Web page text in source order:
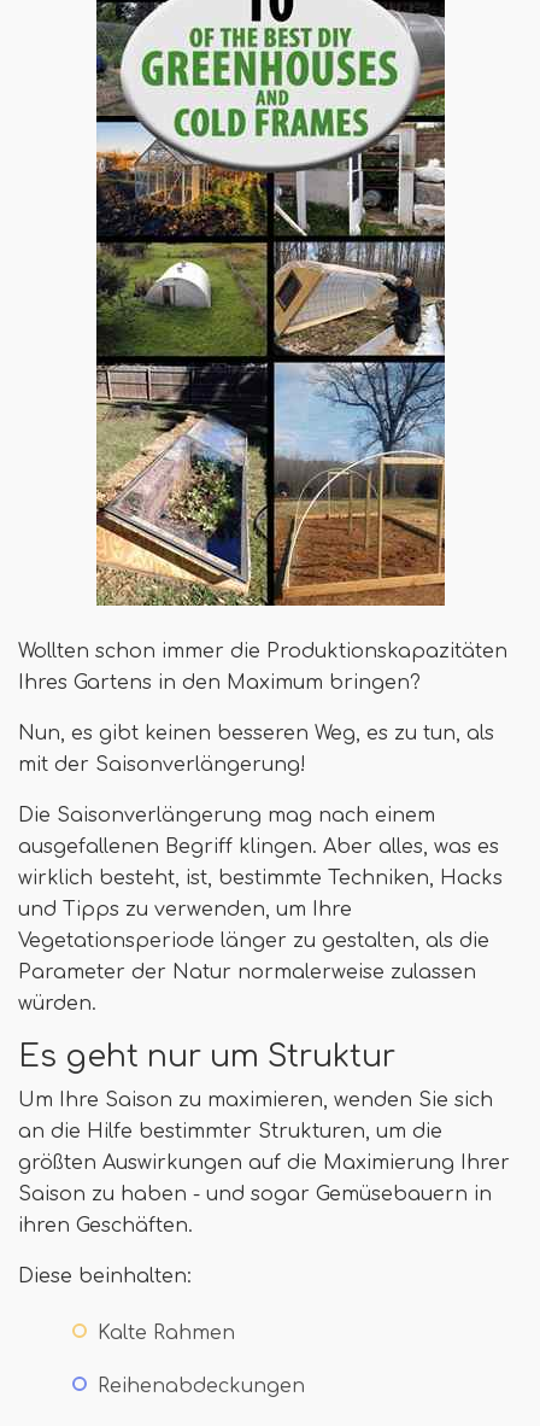
Wollten schon immer die Produktionskapazitäten
Ihres Gartens in den Maximum bringen?
Nun, es gibt keinen besseren Weg, es zu tun, als
mit der Saisonverlängerung!
Die Saisonverlängerung mag nach einem
ausgefallenen Begriff klingen. Aber alles, was es
wirklich besteht, ist, bestimmte Techniken, Hacks
und Tipps zu verwenden, um Ihre
Vegetationsperiode länger zu gestalten, als die
Parameter der Natur normalerweise zulassen
würden.
Es geht nur um Struktur
Um Ihre Saison zu maximieren, wenden Sie sich
an die Hilfe bestimmter Strukturen, um die
größten Auswirkungen auf die Maximierung Ihrer
Saison zu haben - und sogar Gemüsebauern in
ihren Geschäften.
Diese beinhalten:
Kalte Rahmen
Reihenabdeckungen